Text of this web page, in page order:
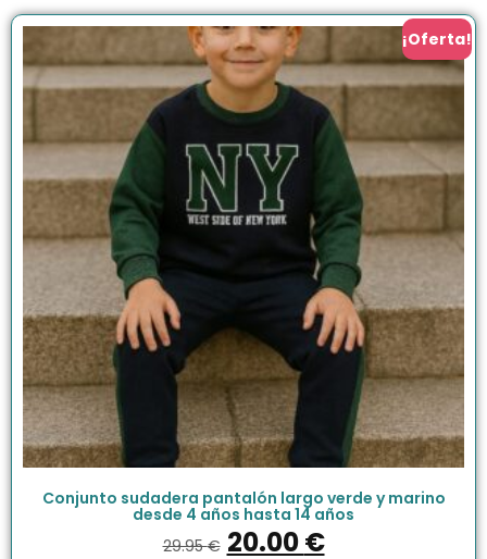
¡Oferta!
Conjunto sudadera pantalón largo verde y marino
desde 4 años hasta 14 años
29.95€ 20.00€